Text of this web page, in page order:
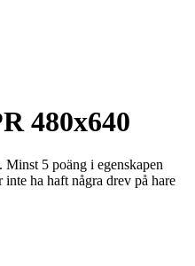
5 poäng i egenskapen
ha haft några drev på hare